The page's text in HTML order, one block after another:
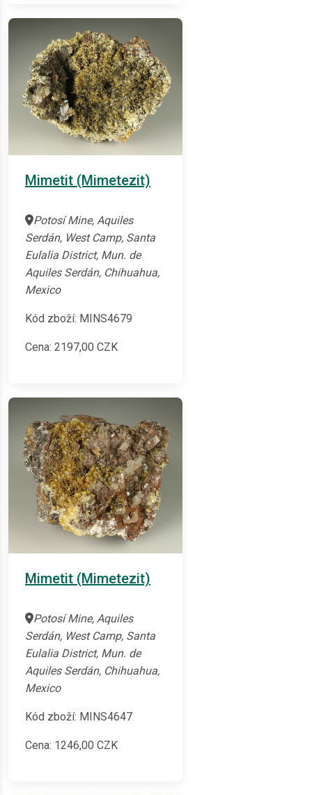
Mimetit (Mimetezit)
Potosí Mine, Aquiles
Serdán, West Camp, Santa
Eulalia District, Mun. de
Aquiles Serdán, Chihuahua,
Mexico
Kód zboží: MINS4679
Cena: 2197,00 CZK
Mimetit (Mimetezit)
Potosí Mine, Aquiles
Serdán, West Camp, Santa
Eulalia District, Mun. de
Aquiles Serdán, Chihuahua,
Mexico
Kód zboží: MINS4647
Cena: 1246,00 CZK